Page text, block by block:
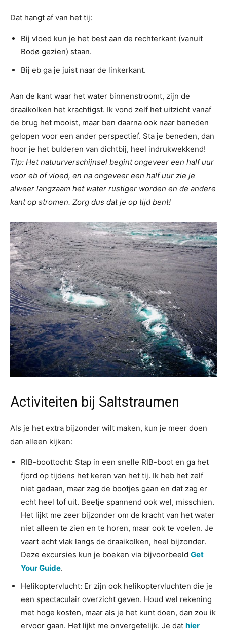
Dat hangt af van het tij:
Bij vloed kun je het best aan de rechterkant (vanuit
Bodø gezien) staan.
Bij eb ga je juist naar de linkerkant.
Aan de kant waar het water binnenstroomt, zijn de
draaikolken het krachtigst. Ik vond zelf het uitzicht vanaf
de brug het mooist, maar ben daarna ook naar beneden
gelopen voor een ander perspectief. Sta je beneden, dan
hoor je het bulderen van dichtbij, heel indrukwekkend!
Tip: Het natuurverschijnsel begint ongeveer een half uur
voor eb of vloed, en na ongeveer een half uur zie je
alweer langzaam het water rustiger worden en de andere
kant op stromen. Zorg dus dat je op tijd bent!
Activiteiten bij Saltstraumen
Als je het extra bijzonder wilt maken, kun je meer doen
dan alleen kijken:
RIB-boottocht: Stap in een snelle RIB-boot en ga het
fjord op tijdens het keren van het tij. Ik heb het zelf
niet gedaan, maar zag de bootjes gaan en dat zag er
echt heel tof uit. Beetje spannend ook wel, misschien.
Het lijkt me zeer bijzonder om de kracht van het water
niet alleen te zien en te horen, maar ook te voelen. Je
vaart echt vlak langs de draaikolken, heel bijzonder.
Deze excursies kun je boeken via bijvoorbeeld Get
Your Guide.
Helikoptervlucht: Er zijn ook helikoptervluchten die je
een spectaculair overzicht geven. Houd wel rekening
met hoge kosten, maar als je het kunt doen, dan zou ik
ervoor gaan. Het lijkt me onvergetelijk. Je dat hier